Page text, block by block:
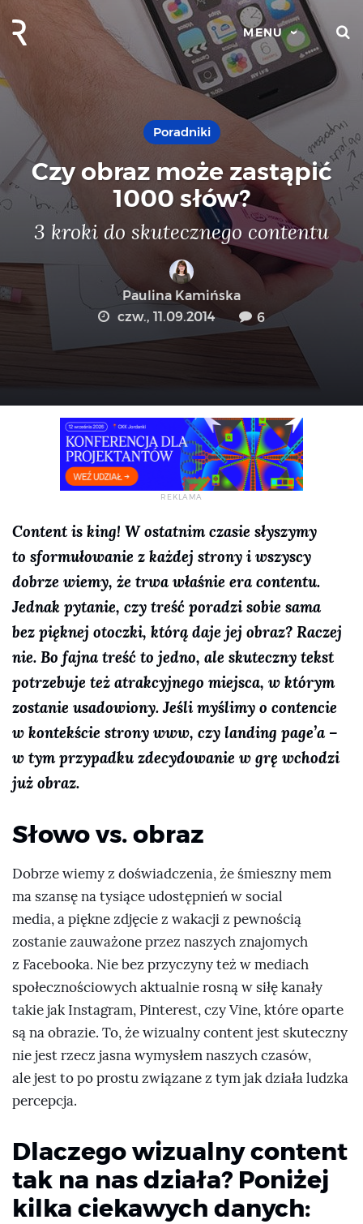
MENU
Poradniki
Czy obraz może zastąpić
1000 słów?
3 kroki do skutecznego contentu
Paulina Kamińska
czw., 11.09.2014
6
Content is king! W ostatnim czasie słyszymy
to sformułowanie z każdej strony i wszyscy
dobrze wiemy, że trwa właśnie era contentu.
Jednak pytanie, czy treść poradzi sobie sama
bez pięknej otoczki, którą daje jej obraz? Raczej
nie. Bo fajna treść to jedno, ale skuteczny tekst
potrzebuje też atrakcyjnego miejsca, w którym
zostanie usadowiony. Jeśli myślimy o contencie
w kontekście strony www, czy landing page’a –
w tym przypadku zdecydowanie w grę wchodzi
już obraz.
Słowo vs. obraz
Dobrze wiemy z doświadczenia, że śmieszny mem
ma szansę na tysiące udostępnień w social
media, a piękne zdjęcie z wakacji z pewnością
zostanie zauważone przez naszych znajomych
z Facebooka. Nie bez przyczyny też w mediach
społecznościowych aktualnie rosną w siłę kanały
takie jak Instagram, Pinterest, czy Vine, które oparte
są na obrazie. To, że wizualny content jest skuteczny
nie jest rzecz jasna wymysłem naszych czasów,
ale jest to po prostu związane z tym jak działa ludzka
percepcja.
Dlaczego wizualny content
tak na nas działa? Poniżej
kilka ciekawych danych: